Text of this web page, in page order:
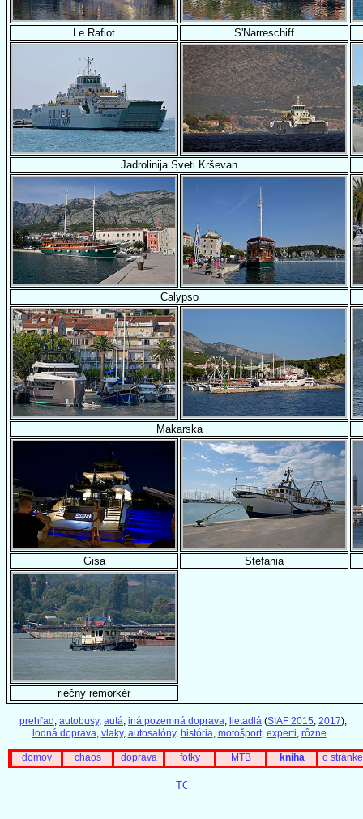
Le Rafiot S'Narreschiff
Jadrolinija Sveti Krševan
Calypso
Makarska
Gisa Stefania
riečny remorkér
prehľad , autobusy, autá, iná pozemná doprava, lietadlá (SIAF 2015, 2017),
lodná doprava, vlaky, autosalóny, história, motošport, experti, rôzne.
domov chaos doprava fotky MTB kniha o stránke